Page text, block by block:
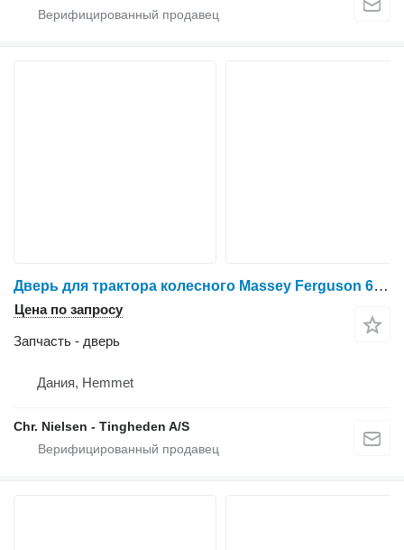
Дверь для трактора колесного Massey Ferguson 6465
Цена по запросу
Запчасть - дверь
Дания, Hemmet
Chr. Nielsen - Tingheden A/S